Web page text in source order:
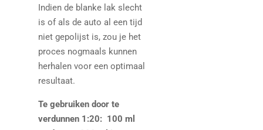
Indien de blanke lak slecht
is of als de auto al een tijd
niet gepolijst is, zou je het
proces nogmaals kunnen
herhalen voor een optimaal
resultaat.
Te gebruiken door te
verdunnen 1:20: 100 ml